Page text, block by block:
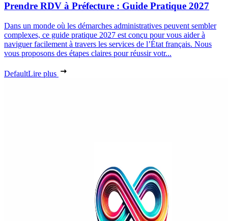
Prendre RDV à Préfecture : Guide Pratique 2027
Dans un monde où les démarches administratives peuvent sembler
complexes, ce guide pratique 2027 est conçu pour vous aider à
naviguer facilement à travers les services de l’État français. Nous
vous proposons des étapes claires pour réussir votr...
DefaultLire plus